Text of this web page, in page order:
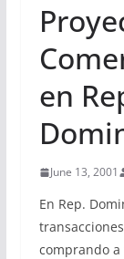
en
June 13, 2001
En Rep.
comprando